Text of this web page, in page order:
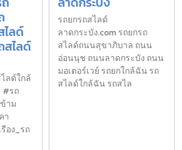
ลด์
สไลด์
ลด์ใกล้
#รถ
าม
า
อง_รถ
รถยกรถสไลด์
ลาดกระบัง.com รถยกรถ
สไลด์ถนนสุขาภิบาล ถนน
อ่อนนุช ถนนลาดกระบัง ถนน
มอเตอร์เวย์ รถยกใกล้ฉัน รถ
สไลด์ใกล้ฉัน รถสไล